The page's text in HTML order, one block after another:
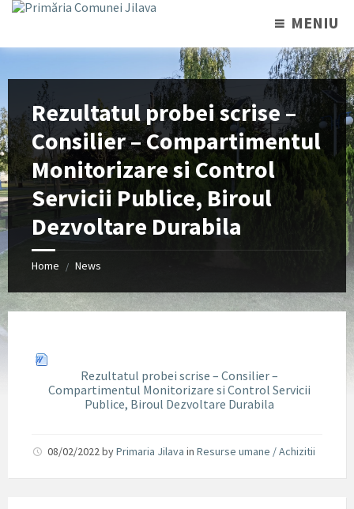
MENIU
Rezultatul probei scrise –
Consilier – Compartimentul
Monitorizare si Control
Servicii Publice, Biroul
Dezvoltare Durabila
Home / News
Rezultatul probei scrise – Consilier –
Compartimentul Monitorizare si Control Servicii
Publice, Biroul Dezvoltare Durabila
08/02/2022byPrimaria Jilava in Resurse umane / Achizitii